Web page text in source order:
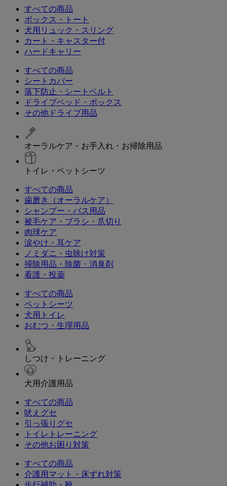
すべての商品
ボックス・トート
犬用リュック・スリング
カート・キャスター付
ハードキャリー
すべての商品
シートカバー
落下防止・シートベルト
ドライブベッド・ボックス
その他ドライブ用品
オーラルケア・お手入れ・お掃除用品
トイレ・ペットシーツ
すべての商品
歯磨き（オーラルケア）
シャンプー・バス用品
被毛ケア・ブラシ・爪切り
肉球ケア
涙やけ・耳ケア
ノミダニ・虫除け対策
掃除用品・除菌・消臭剤
看護・投薬
すべての商品
ペットシーツ
犬用トイレ
おむつ・生理用品
しつけ・トレーニング
犬用介護用品
すべての商品
吠えグセ
引っ張りグセ
トイレトレーニング
その他お困り対策
すべての商品
介護用マット・床ずれ対策